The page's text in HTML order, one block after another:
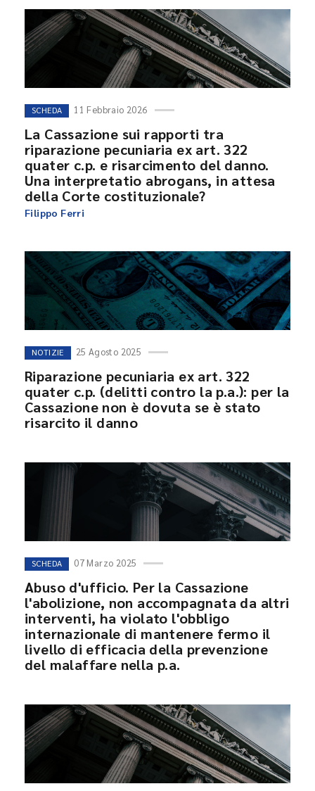
SCHEDA 11 Febbraio 2026
La Cassazione sui rapporti tra
riparazione pecuniaria ex art. 322
quater c.p. e risarcimento del danno.
Una interpretatio abrogans, in attesa
della Corte costituzionale?
Filippo Ferri
NOTIZIE 25 Agosto 2025
Riparazione pecuniaria ex art. 322
quater c.p. (delitti contro la p.a.): per la
Cassazione non è dovuta se è stato
risarcito il danno
SCHEDA 07 Marzo 2025
Abuso d'ufficio. Per la Cassazione
l'abolizione, non accompagnata da altri
interventi, ha violato l'obbligo
internazionale di mantenere fermo il
livello di efficacia della prevenzione
del malaffare nella p.a.